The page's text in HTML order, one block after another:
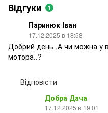
Відгуки 1
Паринюк Іван
17.12.2025 в 18:58
Добрий день .А чи можна у
мотора..?
Відповісти
Добра Дача
17.12.2025 в 19:01